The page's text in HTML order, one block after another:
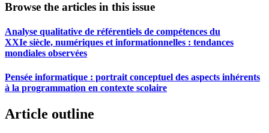
Browse the articles in this issue
Analyse qualitative de référentiels de compétences du
XXIe siècle, numériques et informationnelles : tendances
mondiales observées
Pensée informatique : portrait conceptuel des aspects inhérents
à la programmation en contexte scolaire
Article outline